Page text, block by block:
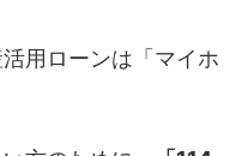
用ローンは「マイホ